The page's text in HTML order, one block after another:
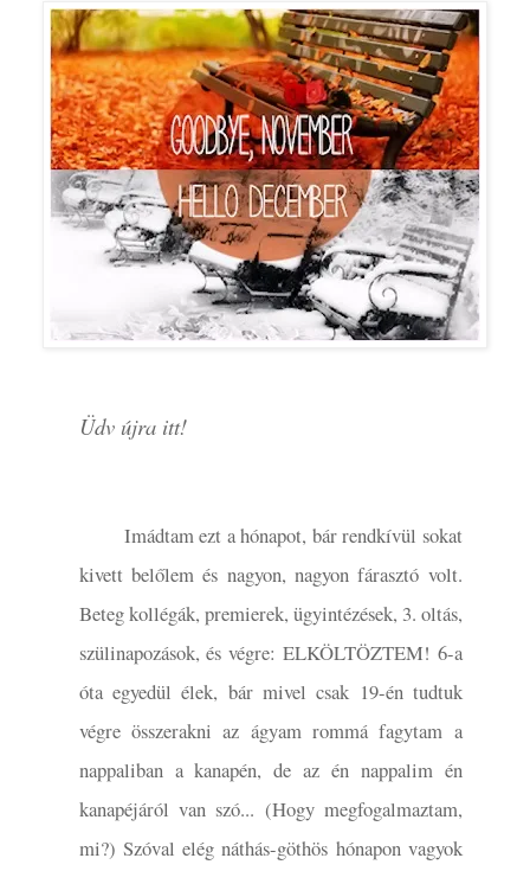
Üdv újra itt!
Imádtam ezt a hónapot, bár rendkívül sokat
kivett belőlem és nagyon, nagyon fárasztó volt.
Beteg kollégák, premierek, ügyintézések, 3. oltás,
szülinapozások, és végre: ELKÖLTÖZTEM! 6-a
óta egyedül élek, bár mivel csak 19-én tudtuk
végre összerakni az ágyam rommá fagytam a
nappaliban a kanapén, de az én nappalim én
kanapéjáról van szó... (Hogy megfogalmaztam,
mi?) Szóval elég náthás-göthös hónapon vagyok